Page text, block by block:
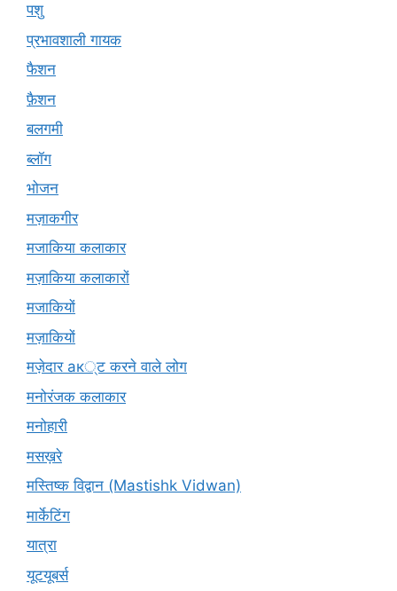
पशु
प्रभावशाली गायक
फैशन
फ़ैशन
बलगमी
ब्लॉग
भोजन
मज़ाकगीर
मजाकिया कलाकार
मज़ाकिया कलाकारों
मजाकियों
मज़ाकियों
मज़ेदार ак्ट करने वाले लोग
मनोरंजक कलाकार
मनोहारी
मसख़रे
मस्तिष्क विद्वान (Mastishk Vidwan)
मार्केटिंग
यात्रा
यूटयूबर्स